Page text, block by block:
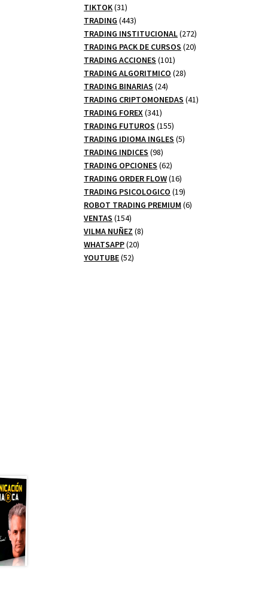
productos
TIKTOK 3131
productos
TRADING 443443
productos
TRADING INSTITUCIONAL 272272
productos
TRADING PACK DE CURSOS 2020
TRADING ACCIONES 101101
productos
TRADING ALGORITMICO 2828
TRADING BINARIAS 2424
productos
TRADING CRIPTOMONEDAS 4141
TRADING FOREX 341341
productos
TRADING FUTUROS 155155
productos
TRADING IDIOMA INGLES 55
TRADING INDICES 9898
productos
TRADING OPCIONES 6262
productos
TRADING ORDER FLOW 1616
productos
TRADING PSICOLOGICO 1919
productos
ROBOT TRADING PREMIUM 66
VENTAS 154154
productos
VILMA NUÑEZ 88
WHATSAPP 2020
YOUTUBE 5252